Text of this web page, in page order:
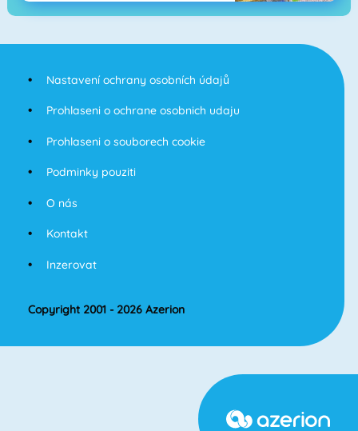
Nastavení ochrany osobních údajů
Prohlaseni o ochrane osobnich udaju
Prohlaseni o souborech cookie
Podminky pouziti
O nás
Kontakt
Inzerovat
Copyright 2001 - 2026 Azerion